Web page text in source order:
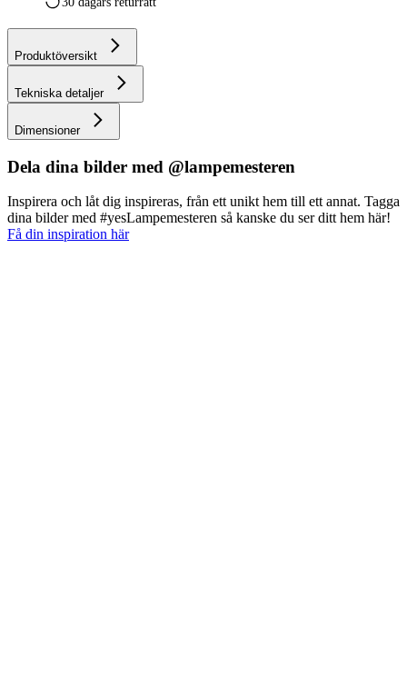
Produktöversikt
Tekniska detaljer
Dimensioner
Dela dina bilder med @lampemesteren
Inspirera och låt dig inspireras, från ett unikt hem till ett annat. Tagga
dina bilder med #yesLampemesteren så kanske du ser ditt hem här!
Få din inspiration här